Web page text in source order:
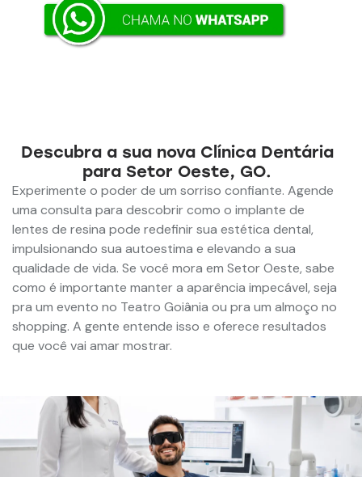
Descubra a sua nova Clínica Dentária
para Setor Oeste, GO.
Experimente o poder de um sorriso confiante. Agende
uma consulta para descobrir como o implante de
lentes de resina pode redefinir sua estética dental,
impulsionando sua autoestima e elevando a sua
qualidade de vida. Se você mora em Setor Oeste, sabe
como é importante manter a aparência impecável, seja
pra um evento no Teatro Goiânia ou pra um almoço no
shopping. A gente entende isso e oferece resultados
que você vai amar mostrar.